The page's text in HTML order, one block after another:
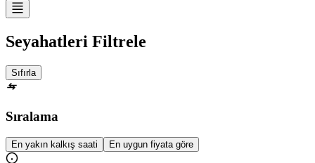
Seyahatleri Filtrele
Sıfırla
Sıralama
En yakın kalkış saati En uygun fiyata göre